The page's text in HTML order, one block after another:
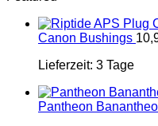
Canon Bushings
Lieferzeit: 3 Tage
Pantheon